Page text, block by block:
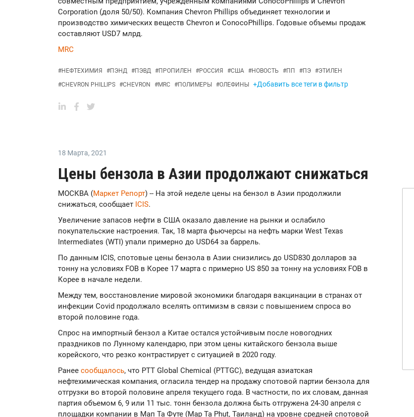
Corporation (доля 50/50). Компания Chevron Phillips объединяет технологии и
производство химических веществ Chevron и ConocoPhillips. Годовые объемы продаж
составляют USD7 млрд.
MRC
#НЕФТЕХИМИЯ #ПЭНД #ПЭВД #ПРОПИЛЕН #РОССИЯ #США #НОВОСТЬ #ПП #ПЭ #ЭТИЛЕН
#CHEVRON PHILLIPS #CHEVRON #MRC #ПОЛИМЕРЫ #ОЛЕФИНЫ +Добавить все теги в фильтр
18 Марта, 2021
Цены бензола в Азии продолжают снижаться
МОСКВА (Маркет Репорт) -- На этой неделе цены на бензол в Азии продолжили
снижаться, сообщает ICIS.
Увеличение запасов нефти в США оказало давление на рынки и ослабило
покупательские настроения. Так, 18 марта фьючерсы на нефть марки West Texas
Intermediates (WTI) упали примерно до USD64 за баррель.
По данным ICIS, спотовые цены бензола в Азии снизились до USD830 долларов за
тонну на условиях FOB в Корее 17 марта с примерно US 850 за тонну на условиях FOB в
Корее в начале недели.
Между тем, восстановление мировой экономики благодаря вакцинации в странах от
инфекции Covid продолжало вселять оптимизм в связи с повышением спроса во
второй половине года.
Спрос на импортный бензол а Китае остался устойчивым после новогодних
праздников по Лунному календарю, при этом цены китайского бензола выше
корейского, что резко контрастирует с ситуацией в 2020 году.
Ранее сообщалось, что PTT Global Chemical (PTTGC), ведущая азиатская
нефтехимическая компания, огласила тендер на продажу спотовой партии бензола для
отгрузки во второй половине апреля текущего года. В частности, по их словам, данная
партия объемом 6, 9 или 11 тыс. тонн бензола должна быть отгружена 24-30 апреля с
площадки компании в Мап Та Футе (Map Ta Phut, Таиланд) на уровне средней спотовой